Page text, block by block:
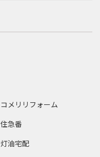
コメリリフォーム
住急番
灯油宅配